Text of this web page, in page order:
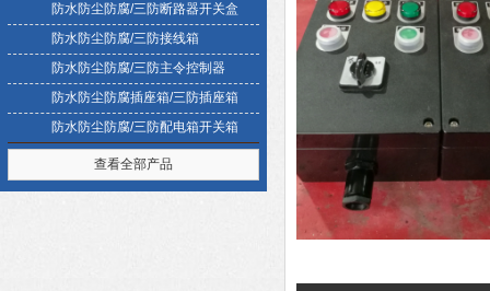
防水防尘防腐/三防断路器开关盒
防水防尘防腐/三防接线箱
防水防尘防腐/三防主令控制器
防水防尘防腐插座箱/三防插座箱
防水防尘防腐/三防配电箱开关箱
查看全部产品